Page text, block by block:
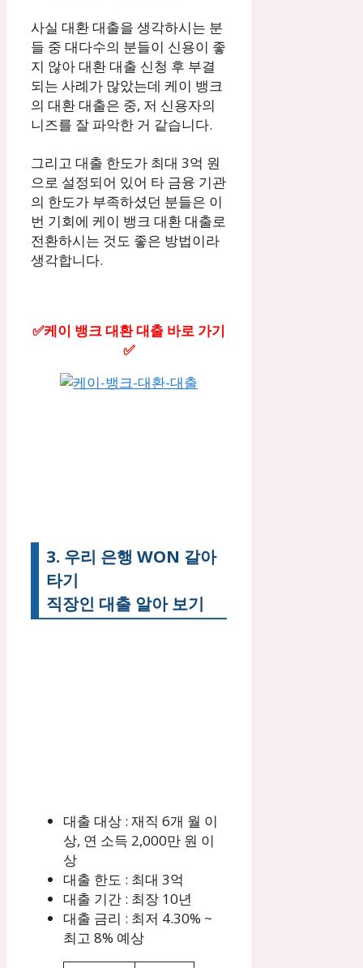
사실 대환 대출을 생각하시는 분
들 중 대다수의 분들이 신용이 좋
지 않아 대환 대출 신청 후 부결
되는 사례가 많았는데 케이 뱅크
의 대환 대출은 중, 저 신용자의
니즈를 잘 파악한 거 같습니다.
그리고 대출 한도가 최대 3억 원
으로 설정되어 있어 타 금융 기관
의 한도가 부족하셨던 분들은 이
번 기회에 케이 뱅크 대환 대출로
전환하시는 것도 좋은 방법이라
생각합니다.
✅케이 뱅크 대환 대출 바로 가기
✅
3. 우리 은행 WON 갈아
타기
직장인 대출 알아 보기
대출 대상 : 재직 6개 월 이
상, 연 소득 2,000만 원 이
상
대출 한도 : 최대 3억
대출 기간 : 최장 10년
대출 금리 : 최저 4.30% ~
최고 8% 예상